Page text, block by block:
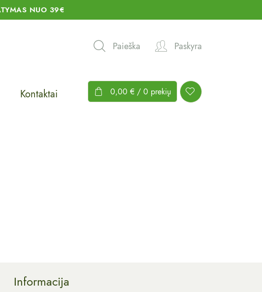
NUO 39€
Paieška Paskyra
Kontaktai 0,00 € / 0 prekių
Informacija